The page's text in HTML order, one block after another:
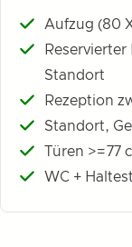
Aufzug (80
Standort
Rezeption
Standort,
Türen >=77
WC +